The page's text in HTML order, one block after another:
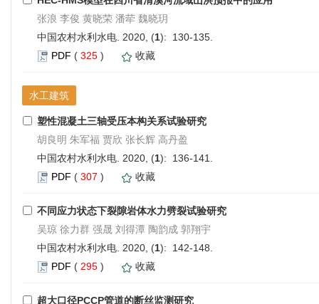
张浪 李俊 黄晓荣 潘荦 魏晓玥
中国农村水利水电. 2020, (1): 130-135.
PDF ( 325 ) 收藏
水工建筑
塑性混凝土三轴受压本构关系试验研究
胡良明 朱军福 贾欣 张长辉 高丹盈
中国农村水利水电. 2020, (1): 136-141.
PDF ( 307 ) 收藏
不同应力状态下裂隙岩体水力劈裂试验研究
吴琼 徐力群 强晟 刘得潭 陶韵成 郭翔宇
中国农村水利水电. 2020, (1): 142-148.
PDF ( 295 ) 收藏
超大口径PCCP管道的断丝监测研究